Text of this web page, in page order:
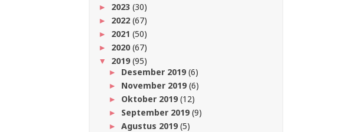
► 2023 (30)
► 2022 (67)
► 2021 (50)
► 2020 (67)
▼ 2019(95)
► Desember 2019(6)
► November 2019(6)
► Oktober 2019(12)
► September 2019(9)
► Agustus 2019(5)